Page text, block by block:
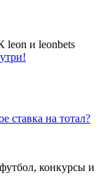
leon и leonbets
ставка на тотал?
конкурсы и